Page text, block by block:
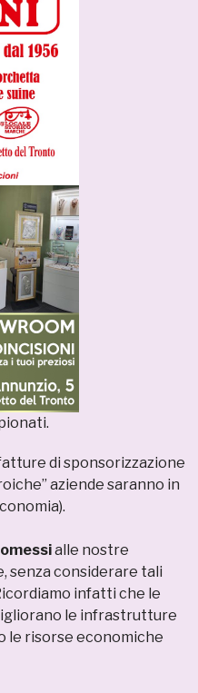
di sponsorizzazione
aziende saranno in
alle nostre
senza considerare tali
infatti che le
le infrastrutture
le risorse economiche